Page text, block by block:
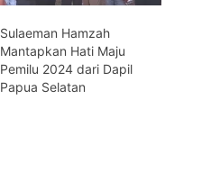
Sulaeman Hamzah
Mantapkan Hati Maju
Pemilu 2024 dari Dapil
Papua Selatan